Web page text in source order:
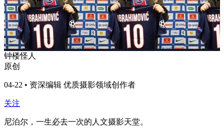
钟楼怪人
原创
04-22 • 资深编辑 优质摄影领域创作者
关注
尼泊尔，一生必去一次的人文摄影天堂。